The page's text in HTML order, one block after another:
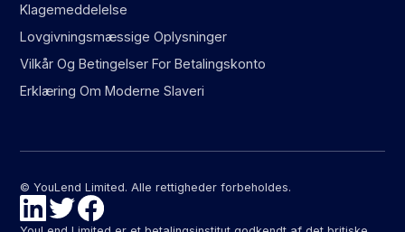
Klagemeddelelse
Lovgivningsmæssige Oplysninger
Vilkår Og Betingelser For Betalingskonto
Erklæring Om Moderne Slaveri
© YouLend Limited. Alle rettigheder forbeholdes.